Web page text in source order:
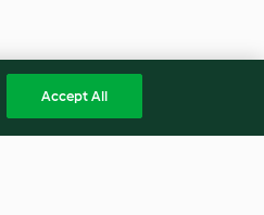
Accept All